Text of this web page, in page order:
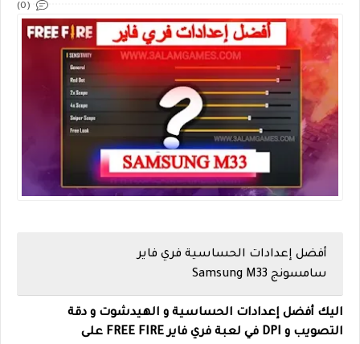
(0)
أفضل إعدادات الحساسية فري فاير
سامسونج Samsung M33
اليك أفضل إعدادات الحساسية و الهيدشوت و دقة
التصويب و DPI في لعبة فري فاير FREE FIRE على